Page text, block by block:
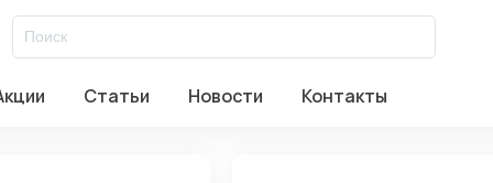
Статьи Новости Контакты
/ Контроль микроклимата/ КОМПЛЕКТУЮЩИЕ ДЛЯ КОНТРОЛЯ